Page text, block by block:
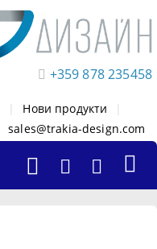
+359 878 235458
Нови продукти
sales@trakia-design.com